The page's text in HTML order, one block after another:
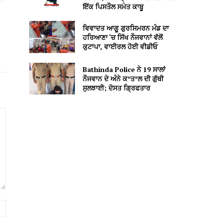
ਇੱਕ ਪਿਸਤੌਲ ਸਮੇਤ ਕਾਬੂ
ਵਿਵਾਦਤ ਆਗੂ ਗੁਰਸਿਮਰਨ ਮੰਡ ਦਾ
ਹਰਿਆਣਾ ‘ਚ ਸਿੱਖ ਨੌਜਵਾਨਾਂ ਵੱਲੋਂ
ਕੁਟਾਪਾ, ਵਾਈਰਲ ਹੋਈ ਵੀਡੀਓ
Bathinda Police ਨੇ 19 ਸਾਲਾਂ
ਨੌਜਵਾਨ ਦੇ ਅੰਨੇ ਕ*ਤ*ਲ ਦੀ ਗੁੱਥੀ
ਸੁਲਝਾਈ; ਦੋਸਤ ਗ੍ਰਿਫਤਾਰ